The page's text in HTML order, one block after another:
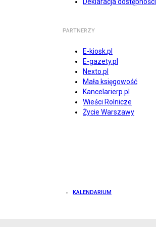
PARTNERZY
E-kiosk.pl
E-gazety.pl
Nexto.pl
Mała księgowość
Kancelarierp.pl
Wieści Rolnicze
Życie Warszawy
KALENDARIUM